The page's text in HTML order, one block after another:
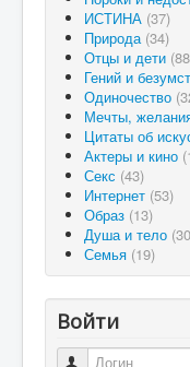
ИСТИНА (37)
Природа (34)
Отцы и дети
Гений и
Одиночество
Мечты,
Цитаты об
Актеры и кино
Секс (43)
Интернет (53)
Образ (13)
Душа и тело
Семья (19)
Войти
Логин